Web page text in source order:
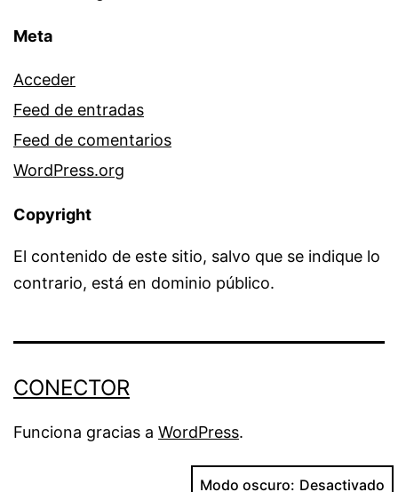
Meta
Acceder
Feed de entradas
Feed de comentarios
WordPress.org
Copyright
El contenido de este sitio, salvo que se indique lo
contrario, está en dominio público.
CONECTOR
Funciona gracias a WordPress.
Modo oscuro: